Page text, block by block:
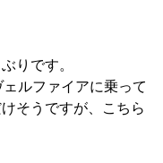
りです。
ルファイアに乗って
そうですが、こちら